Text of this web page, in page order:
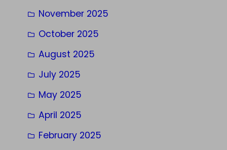
November 2025
October 2025
August 2025
July 2025
May 2025
April 2025
February 2025